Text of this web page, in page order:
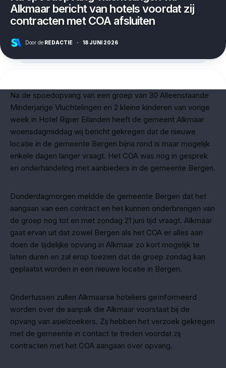
Alkmaar bericht van hotels voordat zij
contracten met COA afsluiten
Door de REDACTIE · 18 JUNI 2026
Na de spoedopvang van een groep van 30 Alleenstaande
Minderjarige Vluchtelingen en 2 kleine kinderen van vorige
week in Hotel Rijper Eilanden heeft de gemeent Alkmaar
woensdagmiddag wij bericht gekregen dat de nieuwe
locatie in de gemeente Bergen bijna rond is maar mogelijk
enkele dagen langer vraagt. Het COA was nog in gesprek
en onderhandeling met aanbieders in de gemeente Bergen.
Donderdagmorgen meldde de gemeente Bergen dat het
aangaan van een contract en het kunnen onderbrengen van
de groep nog tot en met zondag 21 juni tijd vraagt. Alkmaar
gaat ervan uit dat zowel Bergen als het COA er alles aan
doen de tijdelijke opvang in Alkmaar zo kort mogelijk te
laten duren en zal erop toezien dat de groep zondag kan
geplaatst worden in een nieuwe locatie in Bergen.
Ondertussen zullen Alkmaarse hoteliers geïnformeerd
worden over de aanpak die Alkmaar voorstaat bij de
opvang van asielzoekers. Zij hebben het verzoek gekregen
met de gemeente in contact te treden voordat zij
contracten met het COA aangaan over opvang.